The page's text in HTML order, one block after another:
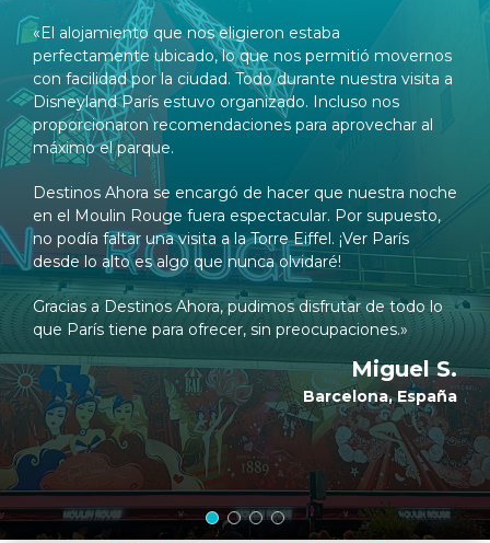
«El alojamiento que nos eligieron estaba
perfectamente ubicado, lo que nos permitió movernos
con facilidad por la ciudad. Todo durante nuestra visita a
Disneyland París estuvo organizado. Incluso nos
proporcionaron recomendaciones para aprovechar al
máximo el parque.
Destinos Ahora se encargó de hacer que nuestra noche
en el Moulin Rouge fuera espectacular. Por supuesto,
no podía faltar una visita a la Torre Eiffel. ¡Ver París
desde lo alto es algo que nunca olvidaré!
Gracias a Destinos Ahora, pudimos disfrutar de todo lo
que París tiene para ofrecer, sin preocupaciones.»
Miguel S.
Barcelona, España